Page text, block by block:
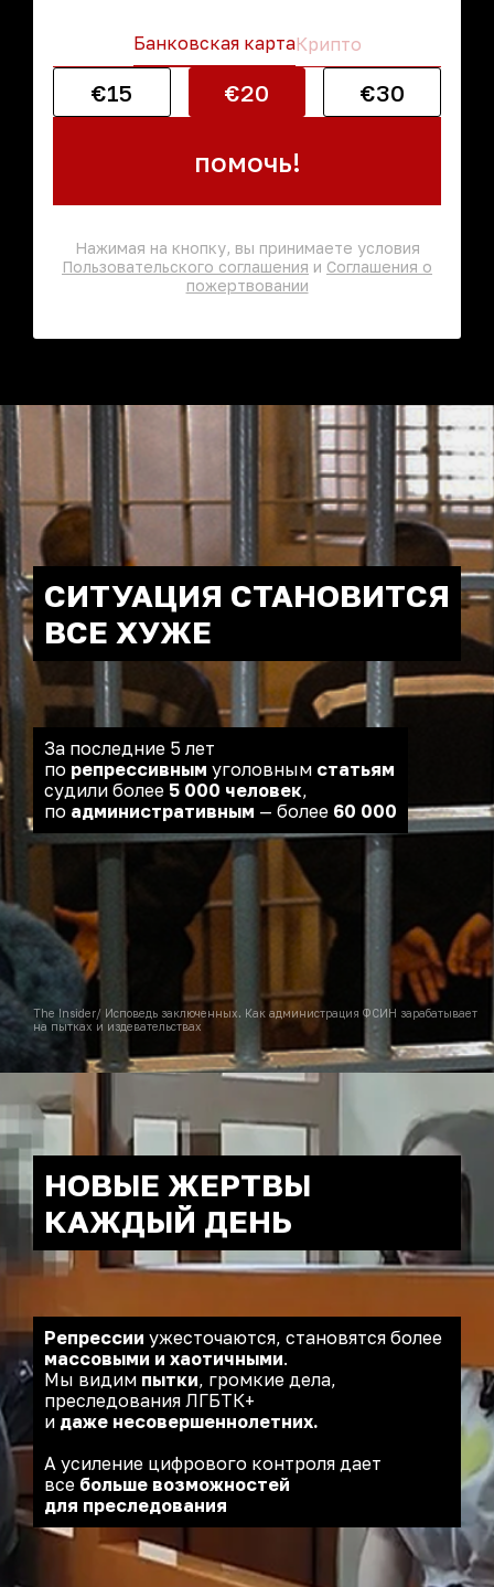
Банковская картаКрипто
€15 €20 €30
помочь!
Нажимая на кнопку, вы принимаете условия
Пользовательского соглашения и Соглашения о
пожертвовании
СИТУАЦИЯ СТАНОВИТСЯ
ВСЕ ХУЖЕ
За последние 5 лет
по репрессивным уголовным статьям
судили более 5 000 человек,
по административным — более 60 000
The Insider/ Исповедь заключенных. Как администрация ФСИН зарабатывает
на пытках и издевательствах
НОВЫЕ ЖЕРТВЫ
КАЖДЫЙ ДЕНЬ
Репрессии ужесточаются, становятся более
массовыми и хаотичными.
Мы видим пытки, громкие дела,
преследования ЛГБТК+
и даже несовершеннолетних.
А усиление цифрового контроля дает
все больше возможностей
для преследования